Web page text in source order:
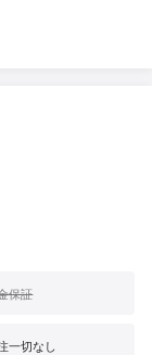
保証
一切なし